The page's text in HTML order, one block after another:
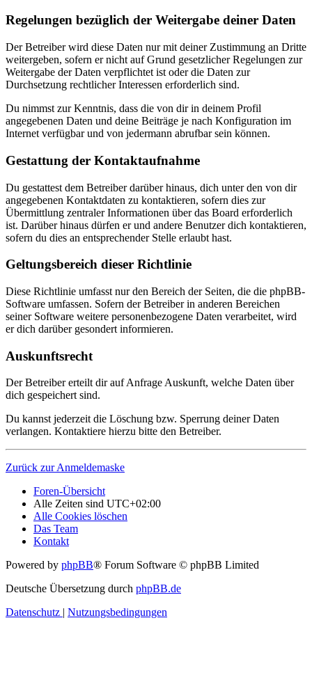
Regelungen bezüglich der Weitergabe deiner Daten
Der Betreiber wird diese Daten nur mit deiner Zustimmung an Dritte
weitergeben, sofern er nicht auf Grund gesetzlicher Regelungen zur
Weitergabe der Daten verpflichtet ist oder die Daten zur
Durchsetzung rechtlicher Interessen erforderlich sind.
Du nimmst zur Kenntnis, dass die von dir in deinem Profil
angegebenen Daten und deine Beiträge je nach Konfiguration im
Internet verfügbar und von jedermann abrufbar sein können.
Gestattung der Kontaktaufnahme
Du gestattest dem Betreiber darüber hinaus, dich unter den von dir
angegebenen Kontaktdaten zu kontaktieren, sofern dies zur
Übermittlung zentraler Informationen über das Board erforderlich
ist. Darüber hinaus dürfen er und andere Benutzer dich kontaktieren,
sofern du dies an entsprechender Stelle erlaubt hast.
Geltungsbereich dieser Richtlinie
Diese Richtlinie umfasst nur den Bereich der Seiten, die die phpBB-
Software umfassen. Sofern der Betreiber in anderen Bereichen
seiner Software weitere personenbezogene Daten verarbeitet, wird
er dich darüber gesondert informieren.
Auskunftsrecht
Der Betreiber erteilt dir auf Anfrage Auskunft, welche Daten über
dich gespeichert sind.
Du kannst jederzeit die Löschung bzw. Sperrung deiner Daten
verlangen. Kontaktiere hierzu bitte den Betreiber.
Zurück zur Anmeldemaske
Foren-Übersicht
Alle Zeiten sind UTC+02:00
Alle Cookies löschen
Das Team
Kontakt
Powered by phpBB® Forum Software © phpBB Limited
Deutsche Übersetzung durch phpBB.de
Datenschutz | Nutzungsbedingungen